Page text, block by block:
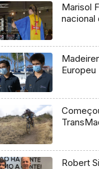
Marisol
nacional
Robert